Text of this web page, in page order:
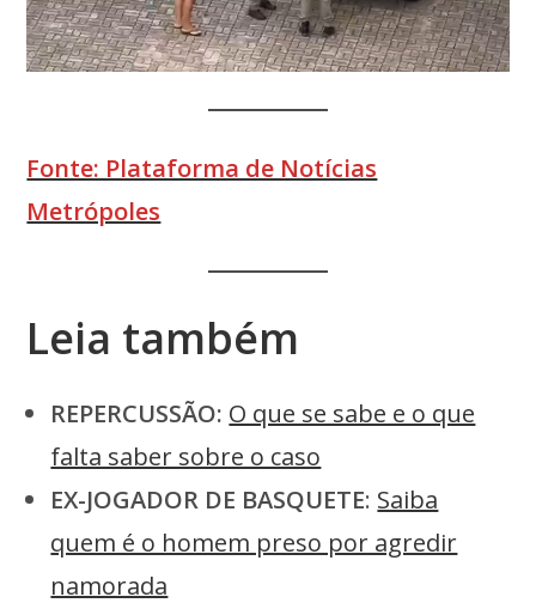
Fonte: Plataforma de Notícias
Metrópoles
Leia também
REPERCUSSÃO: O que se sabe e o que
falta saber sobre o caso
EX-JOGADOR DE BASQUETE: Saiba
quem é o homem preso por agredir
namorada